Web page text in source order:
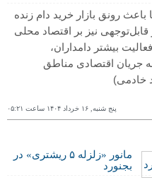
رونق بازار خرید دام زنده
نیز بر اقتصاد محلی
بیشتر دامداران،
جریان اقتصادی مناطق
خادمی)
پنج شنبه, ١۶ خرداد ١۴۰۴ ساعت ۰۵:٢١
مانور «زلزله ۵ ریشتری» در
بجنورد